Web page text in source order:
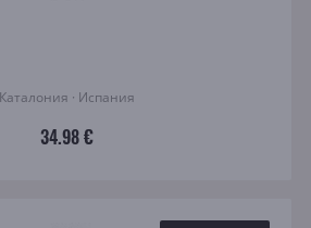
Каталония · Испания
34.98 €